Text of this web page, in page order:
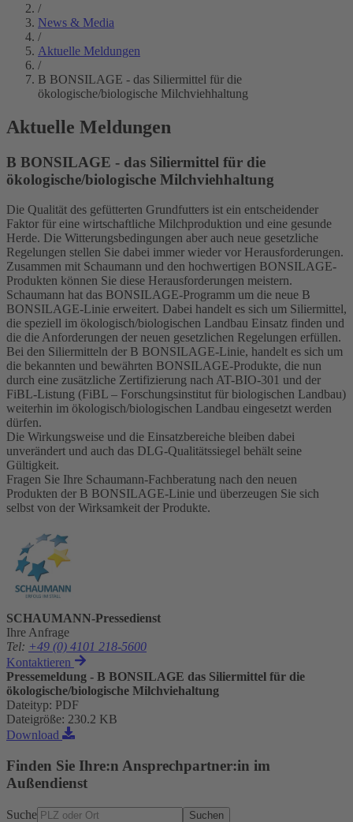
/
News & Media
/
Aktuelle Meldungen
/
B BONSILAGE - das Siliermittel für die
ökologische/biologische Milchviehhaltung
Aktuelle Meldungen
B BONSILAGE - das Siliermittel für die
ökologische/biologische Milchviehhaltung
Die Qualität des gefütterten Grundfutters ist ein entscheidender
Faktor für eine wirtschaftliche Milchproduktion und eine gesunde
Herde. Die Witterungsbedingungen aber auch neue gesetzliche
Regelungen stellen Sie dabei immer wieder vor Herausforderungen.
Zusammen mit Schaumann und den hochwertigen BONSILAGE-
Produkten können Sie diese Herausforderungen meistern.
Schaumann hat das BONSILAGE-Programm um die neue B
BONSILAGE-Linie erweitert. Dabei handelt es sich um Siliermittel,
die speziell im ökologisch/biologischen Landbau Einsatz finden und
die die Anforderungen der neuen gesetzlichen Regelungen erfüllen.
Bei den Siliermitteln der B BONSILAGE-Linie, handelt es sich um
die bekannten und bewährten BONSILAGE-Produkte, die nun
durch eine zusätzliche Zertifizierung nach AT-BIO-301 und der
FiBL-Listung (FiBL – Forschungsinstitut für biologischen Landbau)
weiterhin im ökologisch/biologischen Landbau eingesetzt werden
dürfen.
Die Wirkungsweise und die Einsatzbereiche bleiben dabei
unverändert und auch das DLG-Qualitätssiegel behält seine
Gültigkeit.
Fragen Sie Ihre Schaumann-Fachberatung nach den neuen
Produkten der B BONSILAGE-Linie und überzeugen Sie sich
selbst von der Wirksamkeit der Produkte.
SCHAUMANN-Pressedienst
Ihre Anfrage
Tel: +49 (0) 4101 218-5600
Kontaktieren
Pressemeldung - B BONSILAGE das Siliermittel für die
ökologische/biologische Milchviehaltung
Dateityp: PDF
Dateigröße: 230.2 KB
Download
Finden Sie Ihre:n Ansprechpartner:in im
Außendienst
Suche Suchen